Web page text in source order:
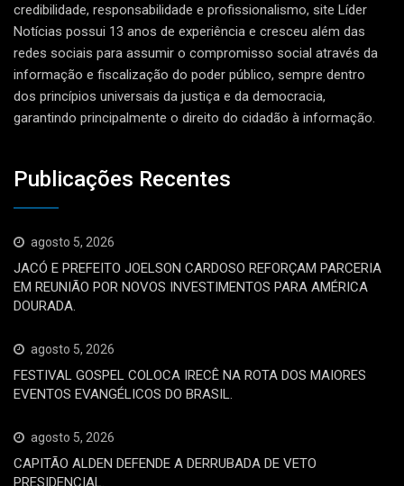
credibilidade, responsabilidade e profissionalismo, site Líder
Notícias possui 13 anos de experiência e cresceu além das
redes sociais para assumir o compromisso social através da
informação e fiscalização do poder público, sempre dentro
dos princípios universais da justiça e da democracia,
garantindo principalmente o direito do cidadão à informação.
Publicações Recentes
agosto 5, 2026
JACÓ E PREFEITO JOELSON CARDOSO REFORÇAM PARCERIA
EM REUNIÃO POR NOVOS INVESTIMENTOS PARA AMÉRICA
DOURADA.
agosto 5, 2026
FESTIVAL GOSPEL COLOCA IRECÊ NA ROTA DOS MAIORES
EVENTOS EVANGÉLICOS DO BRASIL.
agosto 5, 2026
CAPITÃO ALDEN DEFENDE A DERRUBADA DE VETO
PRESIDENCIAL.